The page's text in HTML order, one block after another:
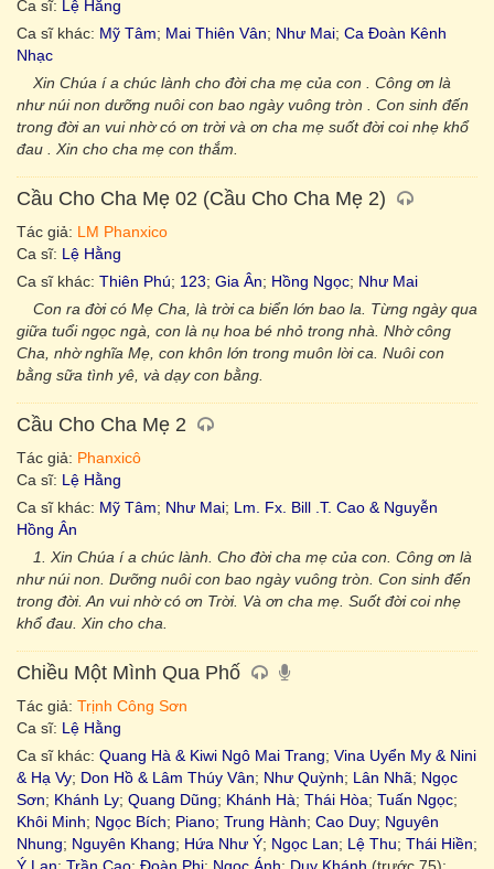
Ca sĩ: Lệ Hằng
Ca sĩ khác: Mỹ Tâm; Mai Thiên Vân; Như Mai; Ca Đoàn Kênh
Nhạc
Xin Chúa í a chúc lành cho đời cha mẹ của con . Công ơn là
như núi non dưỡng nuôi con bao ngày vuông tròn . Con sinh đến
trong đời an vui nhờ có ơn trời và ơn cha mẹ suốt đời coi nhẹ khổ
đau . Xin cho cha mẹ con thắm.
Cầu Cho Cha Mẹ 02 (Cầu Cho Cha Mẹ 2)
Tác giả: LM Phanxico
Ca sĩ: Lệ Hằng
Ca sĩ khác: Thiên Phú; 123; Gia Ân; Hồng Ngọc; Như Mai
Con ra đời có Mẹ Cha, là trời ca biển lớn bao la. Từng ngày qua
giữa tuổi ngọc ngà, con là nụ hoa bé nhỏ trong nhà. Nhờ công
Cha, nhờ nghĩa Mẹ, con khôn lớn trong muôn lời ca. Nuôi con
bằng sữa tình yê, và dạy con bằng.
Cầu Cho Cha Mẹ 2
Tác giả: Phanxicô
Ca sĩ: Lệ Hằng
Ca sĩ khác: Mỹ Tâm; Như Mai; Lm. Fx. Bill .T. Cao & Nguyễn
Hồng Ân
1. Xin Chúa í a chúc lành. Cho đời cha mẹ của con. Công ơn là
như núi non. Dưỡng nuôi con bao ngày vuông tròn. Con sinh đến
trong đời. An vui nhờ có ơn Trời. Và ơn cha mẹ. Suốt đời coi nhẹ
khổ đau. Xin cho cha.
Chiều Một Mình Qua Phố
Tác giả: Trịnh Công Sơn
Ca sĩ: Lệ Hằng
Ca sĩ khác: Quang Hà & Kiwi Ngô Mai Trang; Vina Uyển My & Nini
& Hạ Vy; Don Hồ & Lâm Thúy Vân; Như Quỳnh; Lân Nhã; Ngọc
Sơn; Khánh Ly; Quang Dũng; Khánh Hà; Thái Hòa; Tuấn Ngọc;
Khôi Minh; Ngọc Bích; Piano; Trung Hành; Cao Duy; Nguyên
Nhung; Nguyên Khang; Hứa Như Ý; Ngọc Lan; Lệ Thu; Thái Hiền;